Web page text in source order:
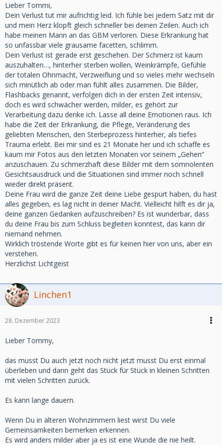
Lieber Tommi,
Dein Verlust tut mir aufrichtig leid. Ich fühle bei jedem Satz mit dir
und mein Herz klopft gleich schneller bei deinen Zeilen. Auch ich
habe meinen Mann an das GBM verloren. Diese Erkrankung hat
so unfassbar viele grausame facetten, schlimm.
Dein Verlust ist gerade erst geschehen. Der Schmerz ist kaum
auszuhalten…, hinterher sterben wollen, Weinkrämpfe, Gefühle
der totalen Ohnmacht, Verzweiflung und so vieles mehr wechseln
sich minütlich ab oder man fühlt alles zusammen. Die Bilder,
Flashbacks genannt, verfolgen dich in der ersten Zeit intensiv,
doch es wird schwächer werden, milder, es gehört zur
Verarbeitung dazu denke ich. Lasse all deine Emotionen raus. Ich
habe die Zeit der Erkrankung, die Pflege, Veränderung des
geliebten Menschen, den Sterbeprozess hinterher, als tiefes
Trauma erlebt. Bei mir sind es 21 Monate her und ich schaffe es
kaum mir Fotos aus den letzten Monaten vor seinem „Gehen“
anzuschauen. Zu schmerzhaft diese Bilder mit dem somnolenten
Gesichtsausdruck und die Situationen sind immer noch schnell
wieder direkt präsent.
Deine Frau wird die ganze Zeit deine Liebe gespürt haben, du hast
alles gegeben, es lag nicht in deiner Macht. Vielleicht hilft es dir ja,
deine ganzen Gedanken aufzuschreiben? Es ist wunderbar, dass
du deine Frau bis zum Schluss begleiten konntest, das kann dir
niemand nehmen.
Wirklich tröstende Worte gibt es für keinen hier von uns, aber ein
verstehen.
Herzlichst Lichtgeist
Linchen1
28. Dezember 2023
Lieber Tommy,
das musst Du auch jetzt noch nicht jetzt musst Du erst einmal
überleben und dann geht das Stück für Stück in kleinen Schritten
mit vielen Schritten zurück.
Es kann lange dauern.
Wenn Du in älteren Wohnzimmern liest wirst Du viele
Gemeinsamkeiten bemerken erkennen.
Es wird anders milder aber ja es ist eine Wunde die nie heilt.